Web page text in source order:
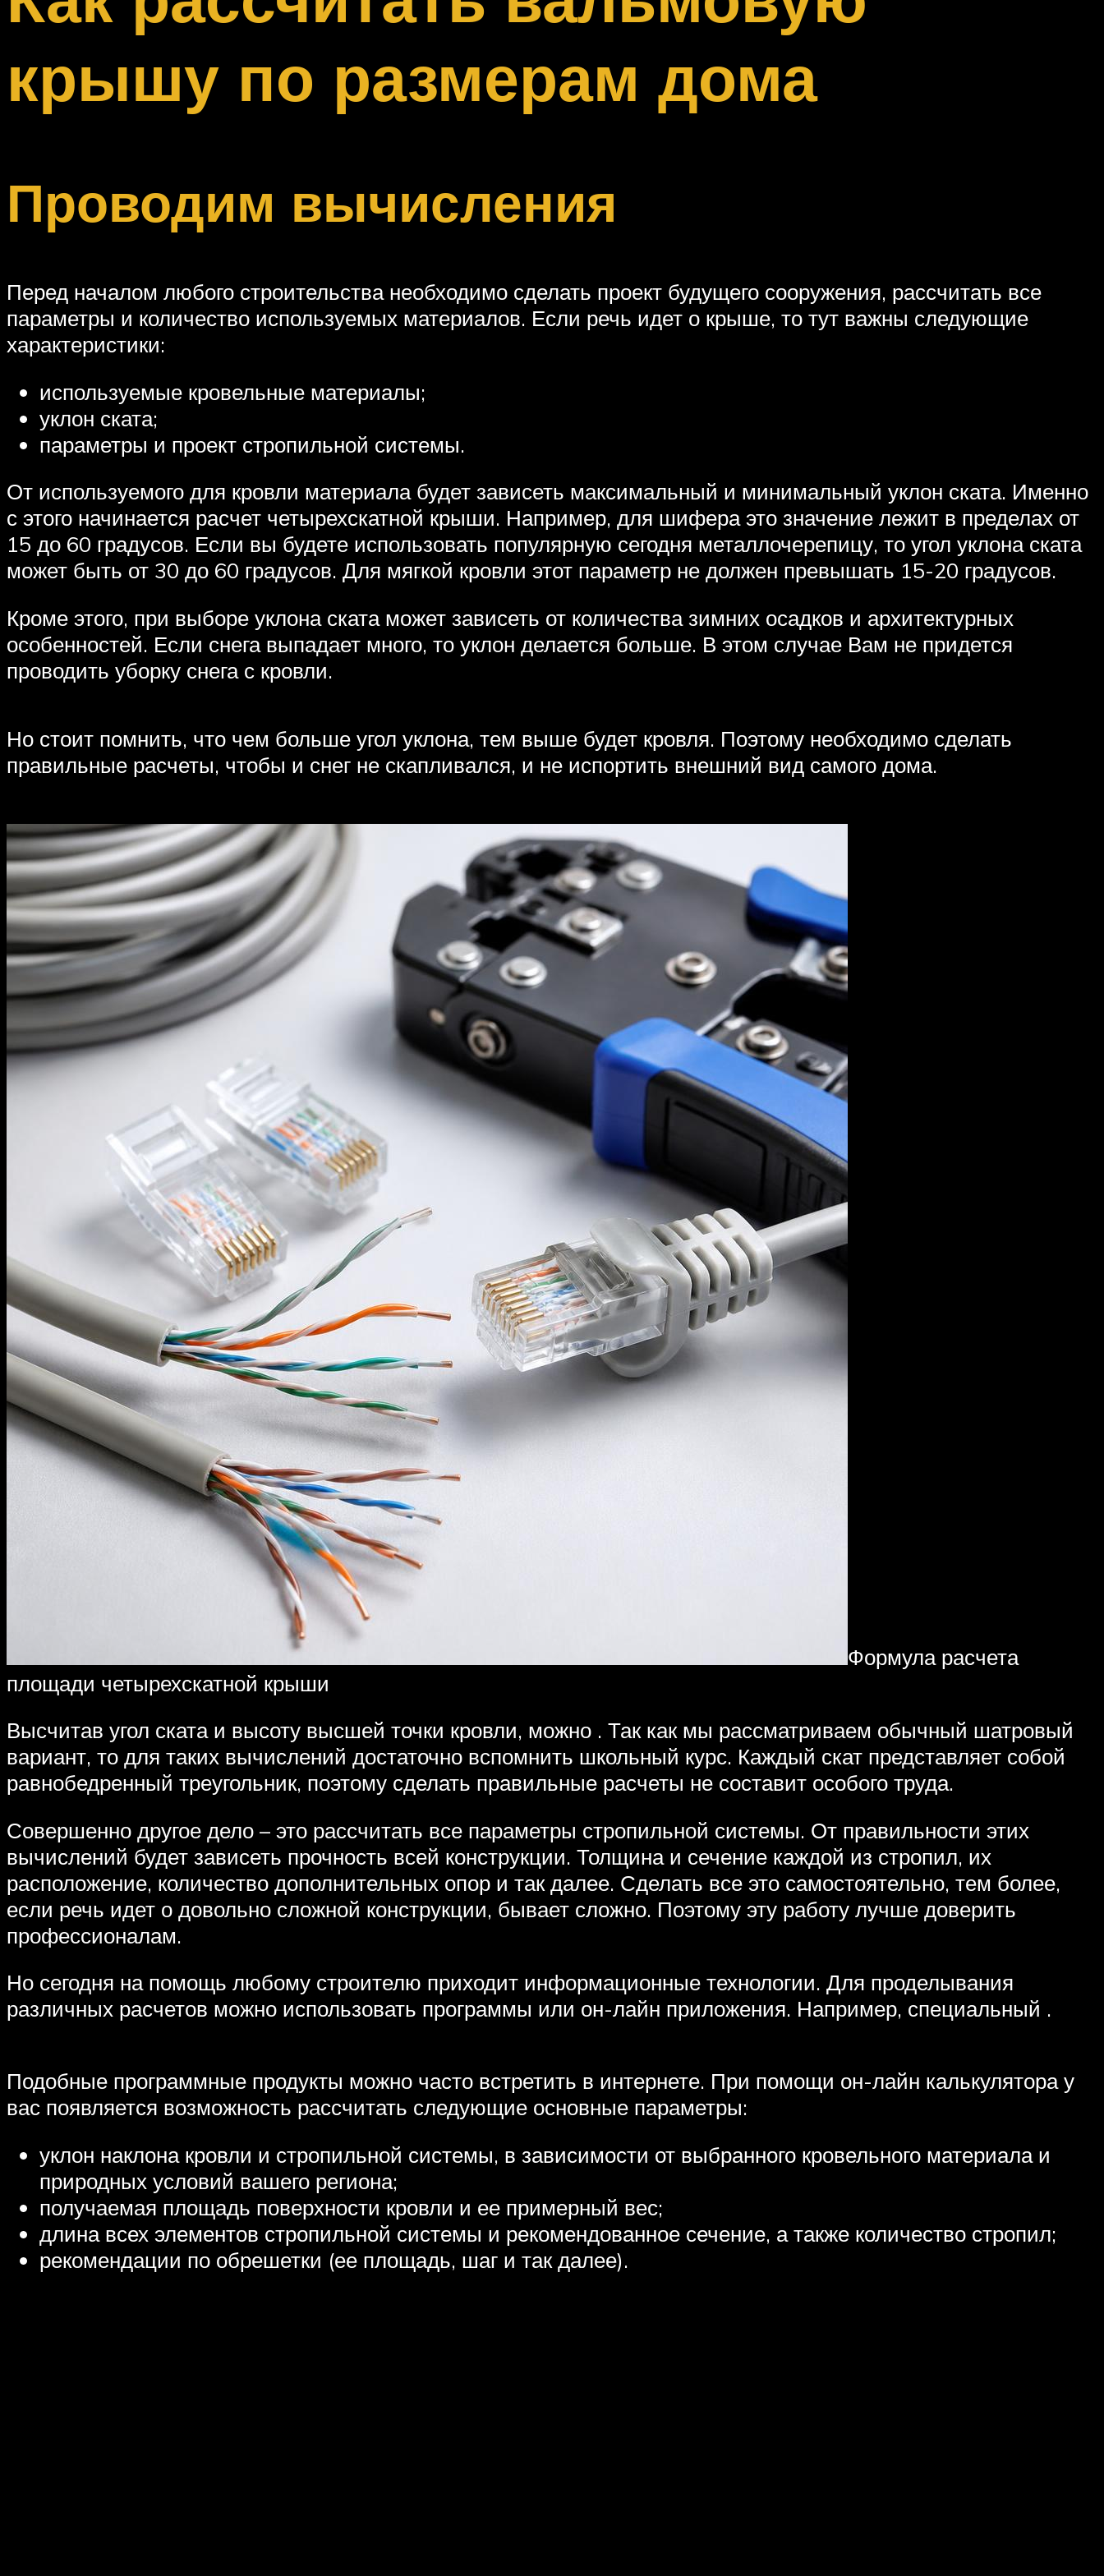
крышу по размерам дома
Проводим вычисления
Перед началом любого строительства необходимо сделать проект будущего сооружения, рассчитать все
параметры и количество используемых материалов. Если речь идет о крыше, то тут важны следующие
характеристики:
используемые кровельные материалы;
уклон ската;
параметры и проект стропильной системы.
От используемого для кровли материала будет зависеть максимальный и минимальный уклон ската. Именно
с этого начинается расчет четырехскатной крыши. Например, для шифера это значение лежит в пределах от
15 до 60 градусов. Если вы будете использовать популярную сегодня металлочерепицу, то угол уклона ската
может быть от 30 до 60 градусов. Для мягкой кровли этот параметр не должен превышать 15-20 градусов.
Кроме этого, при выборе уклона ската может зависеть от количества зимних осадков и архитектурных
особенностей. Если снега выпадает много, то уклон делается больше. В этом случае Вам не придется
проводить уборку снега с кровли.
Но стоит помнить, что чем больше угол уклона, тем выше будет кровля. Поэтому необходимо сделать
правильные расчеты, чтобы и снег не скапливался, и не испортить внешний вид самого дома.
Формула расчета
площади четырехскатной крыши
Высчитав угол ската и высоту высшей точки кровли, можно . Так как мы рассматриваем обычный шатровый
вариант, то для таких вычислений достаточно вспомнить школьный курс. Каждый скат представляет собой
равнобедренный треугольник, поэтому сделать правильные расчеты не составит особого труда.
Совершенно другое дело – это рассчитать все параметры стропильной системы. От правильности этих
вычислений будет зависеть прочность всей конструкции. Толщина и сечение каждой из стропил, их
расположение, количество дополнительных опор и так далее. Сделать все это самостоятельно, тем более,
если речь идет о довольно сложной конструкции, бывает сложно. Поэтому эту работу лучше доверить
профессионалам.
Но сегодня на помощь любому строителю приходит информационные технологии. Для проделывания
различных расчетов можно использовать программы или он-лайн приложения. Например, специальный .
Подобные программные продукты можно часто встретить в интернете. При помощи он-лайн калькулятора у
вас появляется возможность рассчитать следующие основные параметры:
уклон наклона кровли и стропильной системы, в зависимости от выбранного кровельного материала и
природных условий вашего региона;
получаемая площадь поверхности кровли и ее примерный вес;
длина всех элементов стропильной системы и рекомендованное сечение, а также количество стропил;
рекомендации по обрешетки (ее площадь, шаг и так далее).